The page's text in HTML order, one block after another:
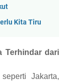
Kita Tiru
Terhindar dari
Jakarta,